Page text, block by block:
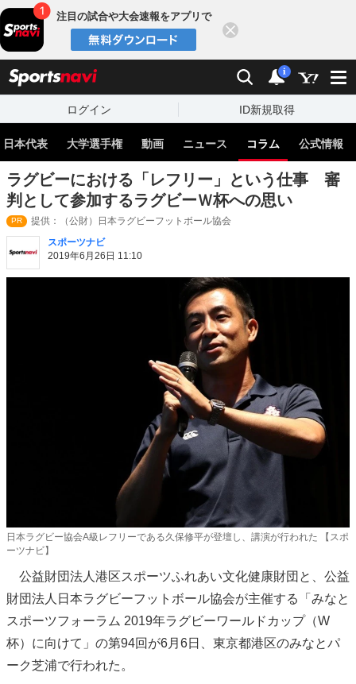
注目の試合や大会速報をアプリで
検索 通知
i
ログイン ID新規取得
日本代表 大学選手権 動画 ニュース コラム 公式情報
ラグビーにおける「レフリー」という仕事 審
判として参加するラグビーＷ杯への思い
PR
提供：（公財）日本ラグビーフットボール協会
スポーツナビ
2019年6月26日 11:10
日本ラグビー協会A級レフリーである久保修平が登壇し、講演が行われた 【スポ
ーツナビ】
公益財団法人港区スポーツふれあい文化健康財団と、公益
財団法人日本ラグビーフットボール協会が主催する「みなと
スポーツフォーラム 2019年ラグビーワールドカップ（W
杯）に向けて」の第94回が6月6日、東京都港区のみなとパ
ーク芝浦で行われた。